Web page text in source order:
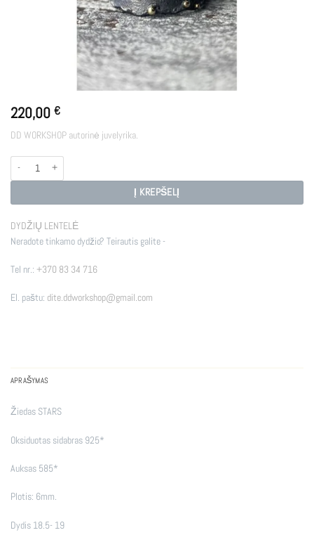
220,00 €
DD WORKSHOP autorinė juvelyrika.
produkto kiekis: STARS
Į KREPŠELĮ
DYDŽIŲ LENTELĖ
Neradote tinkamo dydžio? Teirautis galite -
Tel nr.: +370 83 34 716
El. paštu: dite.ddworkshop@gmail.com
APRAŠYMAS
Žiedas STARS
Oksiduotas sidabras 925*
Auksas 585*
Plotis: 6mm.
Dydis 18.5- 19